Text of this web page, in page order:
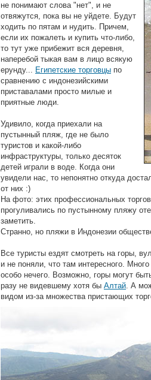
не понимают слова "нет", и не
отвяжутся, пока вы не уйдете. Будут
ходить по пятам и нудить. Причем,
если их пожалеть и купить что-либо,
то тут уже прибежит вся деревня,
наперебой тыкая вам в лицо всякую
ерунду... Египетские торговцы по
сравнению с индонезийскими
приставалами просто милые и
приятные люди.
Удивило, когда приехали на
пустынный пляж, где не было
туристов и какой-либо
инфраструктуры, только десяток
детей играли в воде. Когда они
увидели нас, то непонятно откуда
от них :)
На фото: этих профессиональных
прогуливались по пустынному пляжу
заметить.
Странно, но пляжи в Индонезии
Все туристы ездят смотреть на горы,
и не поняли, что там интересного.
особо нечего. Возможно, горы могут
разу не видевшему хотя бы Алтай. А
видом из-за множества пристающих